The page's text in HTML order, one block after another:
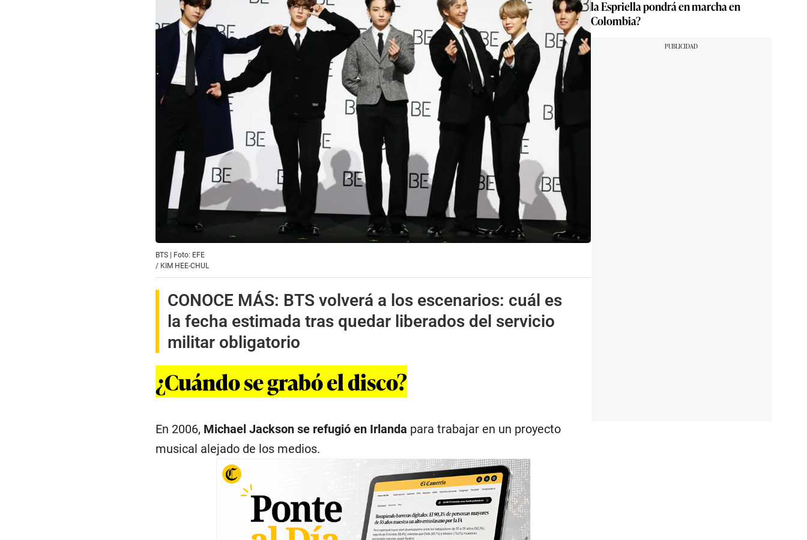
BTS | Foto: EFE
/ KIM HEE-CHUL
CONOCE MÁS: BTS volverá a los escenarios: cuál es
la fecha estimada tras quedar liberados del servicio
militar obligatorio
¿Cuándo se grabó el disco?
En 2006, Michael Jackson se refugió en Irlanda para trabajar en un proyecto
musical alejado de los medios.
la Espriella pondrá en marcha en
Colombia?